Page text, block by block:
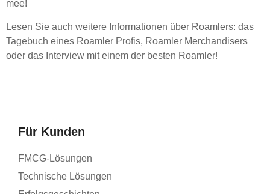
mee!
Lesen Sie auch weitere Informationen über Roamlers: das
Tagebuch eines Roamler Profis, Roamler Merchandisers
oder das Interview mit einem der besten Roamler!
Für Kunden
FMCG-Lösungen
Technische Lösungen